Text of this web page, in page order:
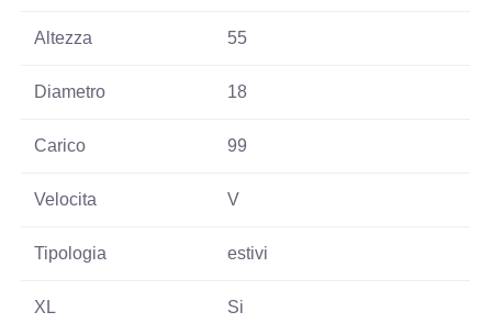
Altezza 55
Diametro 18
Carico 99
Velocita V
Tipologia estivi
XL Si